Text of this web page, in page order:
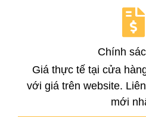
Chính
Giá thực tế tại cửa
với giá trên website.
mới